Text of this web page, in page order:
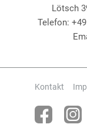
Lötsch
Telefon:
Kontakt